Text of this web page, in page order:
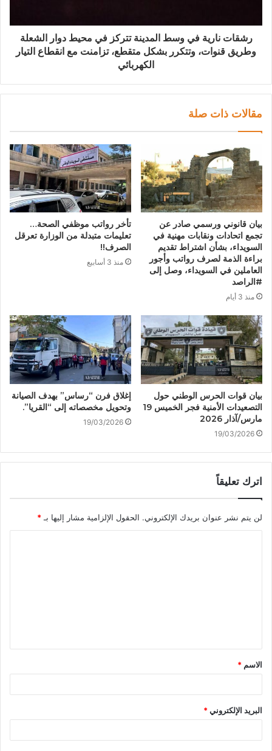
رشقات نارية في وسط المدينة تتركز في محيط دوار الشعلة
وطريق قنوات، وتتكرر بشكل متقطع، تزامنت مع انقطاع التيار
الكهربائي
مقالات ذات صلة
بيان قانوني ورسمي صادر عن
تجمع اتحادات ونقابات مهنية في
السويداء، بشأن اشتراط تقديم
براءة الذمة لصرف رواتب وأجور
العاملين في السويداء، وصل إلى
#الراصد
منذ 3 أيام
تأخر رواتب موظفي الصحة…
تعليمات متبدلة من الوزارة تعرقل
الصرف!!
منذ 3 أسابيع
بيان قوات الحرس الوطني حول
التصعيدات الأمنية فجر الخميس 19
مارس/آذار 2026
19/03/2026
إغلاق فرن “رساس” بهدف الصيانة
وتحويل مخصصاته إلى “القريا”.
19/03/2026
اترك تعليقاً
لن يتم نشر عنوان بريدك الإلكتروني. الحقول الإلزامية مشار إليها بـ *
ق
*
الاسم *
البريد الإلكتروني*